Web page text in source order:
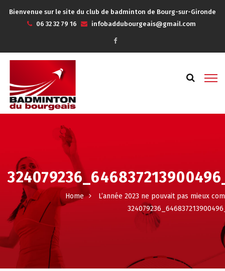
Bienvenue sur le site du club de badminton de Bourg-sur-Gironde
06 32 32 79 16
infobaddubourgeais@gmail.com
Home
L’année 2023 ne pouvait pas mieux